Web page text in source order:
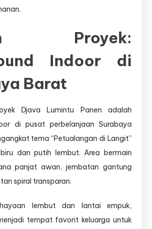
Proyek:
Indoor di
Barat
Djava Lumintu Panen adalah
di pusat perbelanjaan Surabaya
tema “Petualangan di Langit”
dan putih lembut. Area bermain
panjat awan, jembatan gantung
spiral transparan.
lembut dan lantai empuk,
tempat favorit keluarga untuk